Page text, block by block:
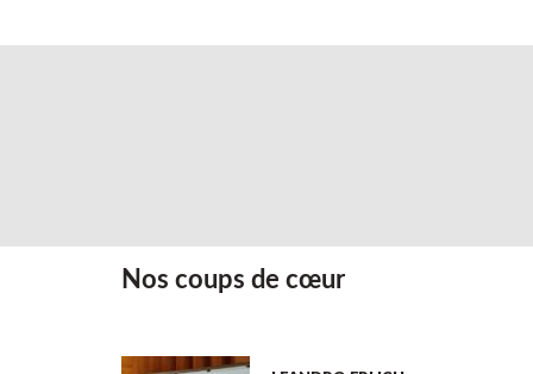
Nos coups de cœur